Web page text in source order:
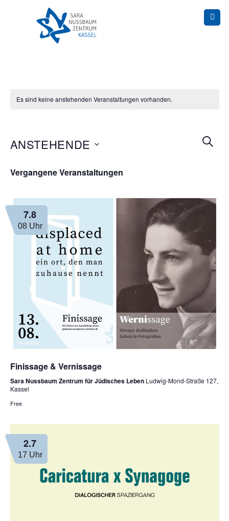
Es sind keine anstehenden Veranstaltungen vorhanden.
Suche
ANSTEHENDE
wählen.
Vergangene Veranstaltungen
7.8
08 Uhr
Finissage & Vernissage
Sara Nussbaum Zentrum für Jüdisches Leben Ludwig-Mond-Straße 127,
Kassel
Free
2.7
17 Uhr